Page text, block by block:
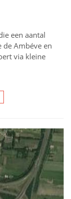
een aantal
de Ambéve en
via kleine